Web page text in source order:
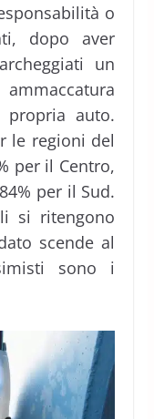
o
dopo aver
un
auto.
le regioni del
per il Centro,
per il Sud.
si ritengono
scende al
sono i